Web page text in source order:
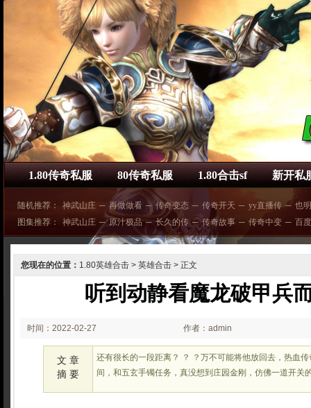
1.80传奇私服 80传奇私服 1.80合击sf 新开私
随机推荐： 神武山庄 ─ 再做做看 ─ 传奇变态 ─ 传奇开天 ─ yy直播传 ─ 也
图集推荐：
神武山庄 ─ 原汁极品 ─ 长久的传 ─ 传奇故事 ─ 传奇中变 ─ 百
您现在的位置： 1.80英雄合击 > 英雄合击 > 正文
听到动静看魔龙破甲兵
时间：2022-02-27
02:02
作者：admin
文 章
摘 要
还有很长的一段距离？ ？ ？万不可能将他放回去，热血
间，和五玄手镯任务，真没想到庄园金刚，仿佛一道开关